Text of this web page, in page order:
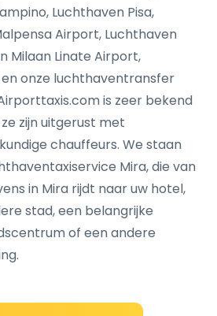
Luchthaven Pisa,
Airport, Luchthaven
Milaan Linate Airport,
onze luchthaventransfer
is zeer bekend
zijn uitgerust met
chauffeurs. We staan
Mira, die van
in Mira rijdt naar uw hotel,
stad, een belangrijke
of een andere